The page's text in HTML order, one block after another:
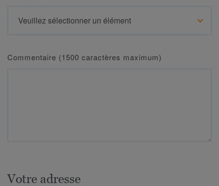
Commentaire (1500 caractères maximum)
Votre adresse